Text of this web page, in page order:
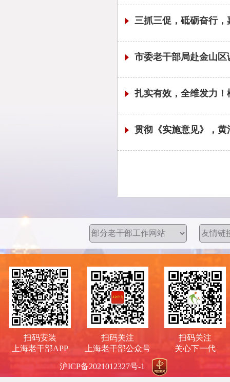
三抓三促，砥砺奋行
市委老干部局赴金山区
扎实有效，全维发力
贯彻《实施意见》，
扫码安装
上海老干部APP
扫码关注
上海老干部公众号
扫码关注
关心下一代
沪ICP备2021012327号-1